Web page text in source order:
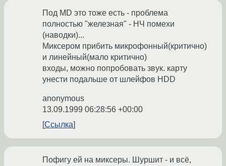
Под MD это тоже есть - проблема
полностью "железная" - НЧ помехи
(наводки)...
Миксером прибить микрофонный(критично)
и линейный(мало критично)
входы, можно попробовать звук. карту
унести подальше от шлейфов HDD
anonymous
13.09.1999 06:28:56 +00:00
Ссылка
Пофигу ей на миксеры. Шуршит - и всё,